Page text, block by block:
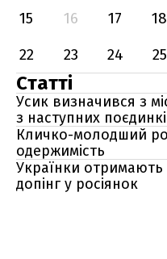
15
16 17 18
22
23 24 25
Статті
Усик визначився з
з наступних
Кличко-молодший
одержимість
Українки отримають
допінг у росіянок